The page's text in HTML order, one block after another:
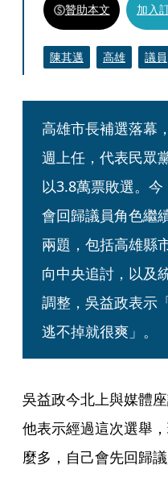
贊助本文 加入
陳其邁 高雄 議員
高雄市長補選落幕
週上任，代表民眾
以3.8萬票敗選。
會回歸議員角色繼
兩題，包括高雄縣
向中央追討，以及
調整，吳益政表示
逃不掉就很爽」。
吳益政今北上與媒體
他表示經過這次選舉
麼多，自己會先回歸議